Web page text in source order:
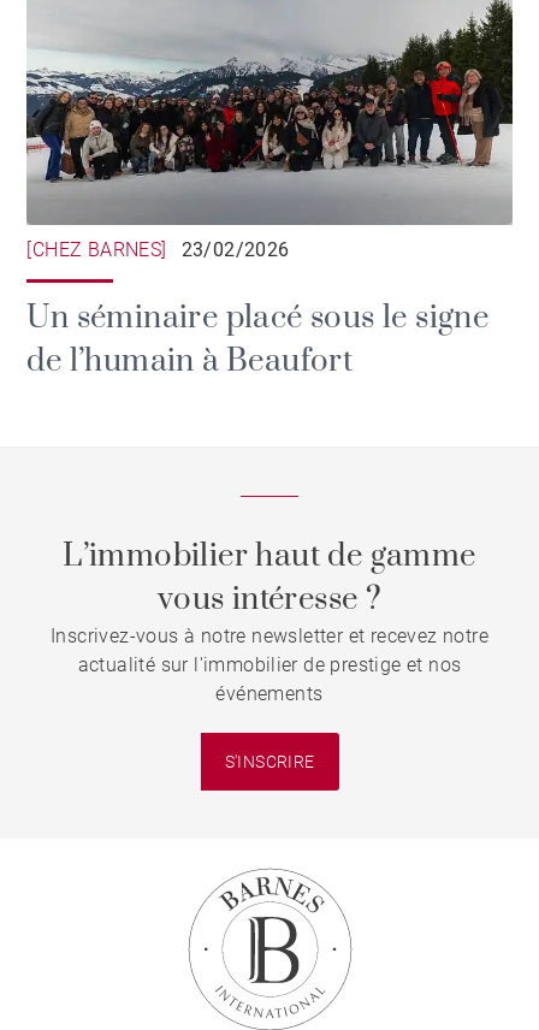
[CHEZ BARNES] 23/02/2026
Un séminaire placé sous le signe
de l’humain à Beaufort
L’immobilier haut de gamme
vous intéresse ?
Inscrivez-vous à notre newsletter et recevez notre
actualité sur l'immobilier de prestige et nos
événements
S'INSCRIRE